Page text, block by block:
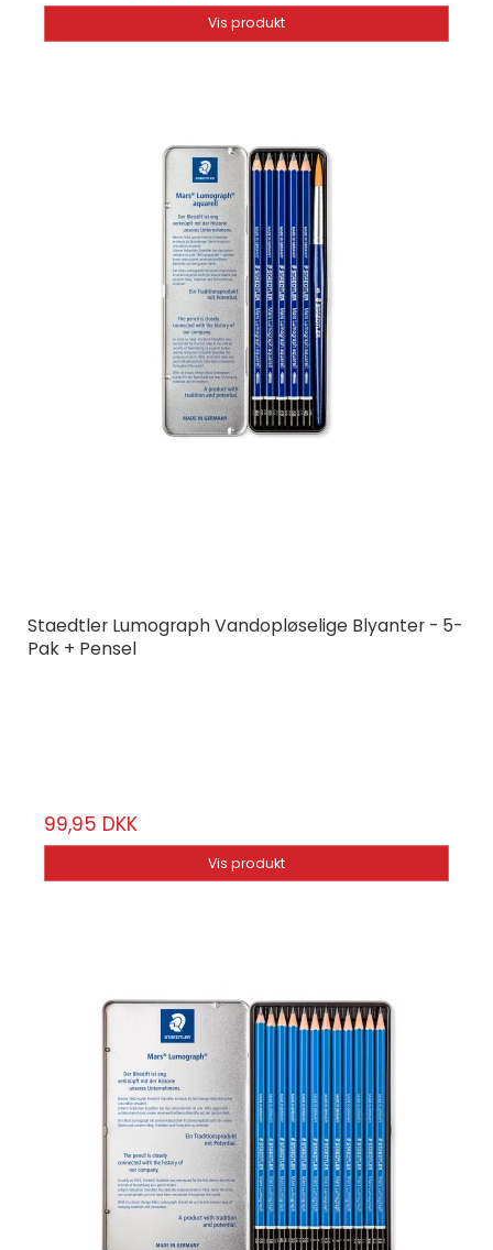
Vis produkt
Staedtler Lumograph Vandopløselige Blyanter - 5-
Pak + Pensel
99,95 DKK
Vis produkt